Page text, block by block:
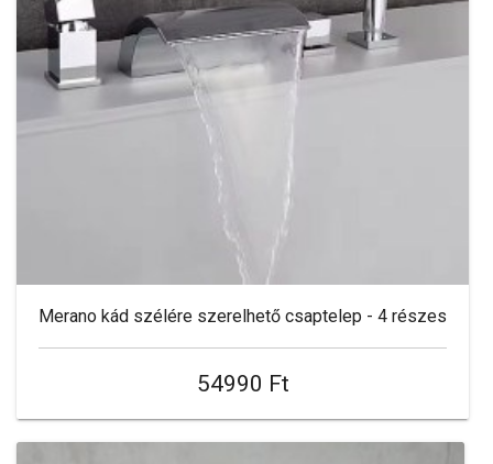
Merano kád szélére szerelhető csaptelep - 4 részes
54990 Ft